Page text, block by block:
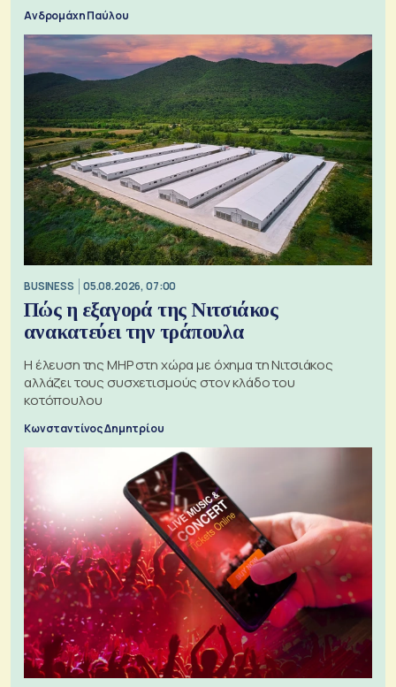
Ανδρομάχη Παύλου
BUSINESS 05.08.2026, 07:00
Πώς η εξαγορά της Νιτσιάκος
ανακατεύει την τράπουλα
H έλευση της MHP στη χώρα με όχημα τη Νιτσιάκος
αλλάζει τους συσχετισμούς στον κλάδο του
κοτόπουλου
Κωνσταντίνος Δημητρίου